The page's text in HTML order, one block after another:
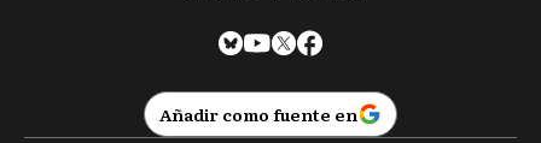
Añadir como fuente en